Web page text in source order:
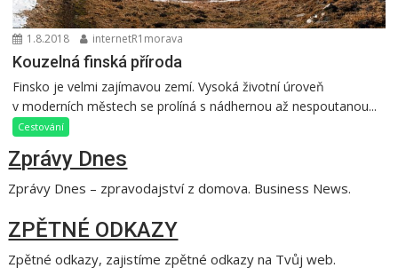
1.8.2018 internetR1morava
Kouzelná finská příroda
Finsko je velmi zajímavou zemí. Vysoká životní úroveň
v moderních městech se prolíná s nádhernou až nespoutanou...
Cestování
Zprávy Dnes
Zprávy Dnes – zpravodajství z domova. Business News.
ZPĚTNÉ ODKAZY
Zpětné odkazy, zajistíme zpětné odkazy na Tvůj web.